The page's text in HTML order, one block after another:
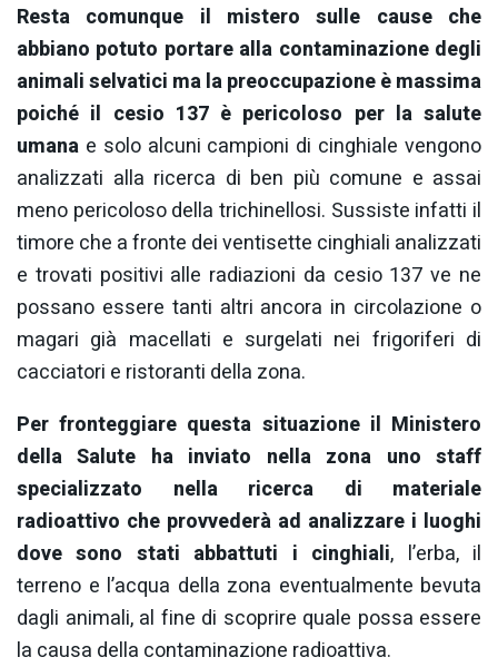
Resta comunque il mistero sulle cause che
abbiano potuto portare alla contaminazione degli
animali selvatici ma la preoccupazione è massima
poiché il cesio 137 è pericoloso per la salute
umana e solo alcuni campioni di cinghiale vengono
analizzati alla ricerca di ben più comune e assai
meno pericoloso della trichinellosi. Sussiste infatti il
timore che a fronte dei ventisette cinghiali analizzati
e trovati positivi alle radiazioni da cesio 137 ve ne
possano essere tanti altri ancora in circolazione o
magari già macellati e surgelati nei frigoriferi di
cacciatori e ristoranti della zona.
Per fronteggiare questa situazione il Ministero
della Salute ha inviato nella zona uno staff
specializzato nella ricerca di materiale
radioattivo che provvederà ad analizzare i luoghi
dove sono stati abbattuti i cinghiali, l’erba, il
terreno e l’acqua della zona eventualmente bevuta
dagli animali, al fine di scoprire quale possa essere
la causa della contaminazione radioattiva.